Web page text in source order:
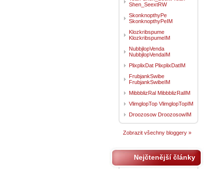
Shen_SeextRW
SkonknopthyPe
SkonknopthyPeIM
Klozkribspume
KlozkribspumeIM
NubbjlopVenda
NubbjlopVendaIM
PlixplixDat PlixplixDatIM
FrubjankSwibe
FrubjankSwibeIM
MibbblizRal MibbblizRalIM
VlimglopTop VlimglopTopIM
Droozosow DroozosowIM
Zobrazit všechny bloggery »
Nejčtenější články